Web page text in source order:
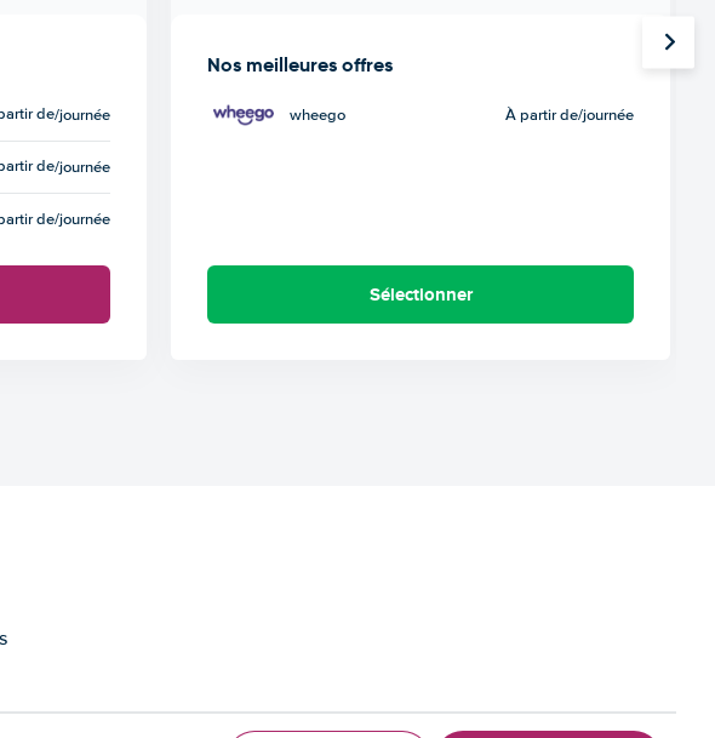
de/journée
de/journée
de/journée
Nos meilleures offres
wheego À partir de/journée
Sélectionner